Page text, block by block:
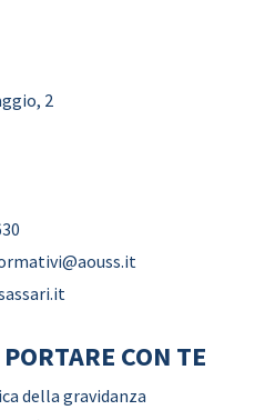
2
CON TE
della gravidanza